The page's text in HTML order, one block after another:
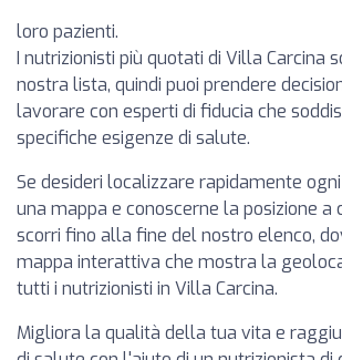
loro pazienti.
I nutrizionisti più quotati di Villa Carcina
nostra lista, quindi puoi prendere
lavorare con esperti di fiducia che
specifiche esigenze di salute.
Se desideri localizzare rapidamente
una mappa e conoscerne la posizione a
scorri fino alla fine del nostro elenco,
mappa interattiva che mostra la
tutti i nutrizionisti in Villa Carcina.
Migliora la qualità della tua vita e